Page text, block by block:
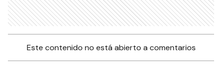
Este contenido no está abierto a comentarios